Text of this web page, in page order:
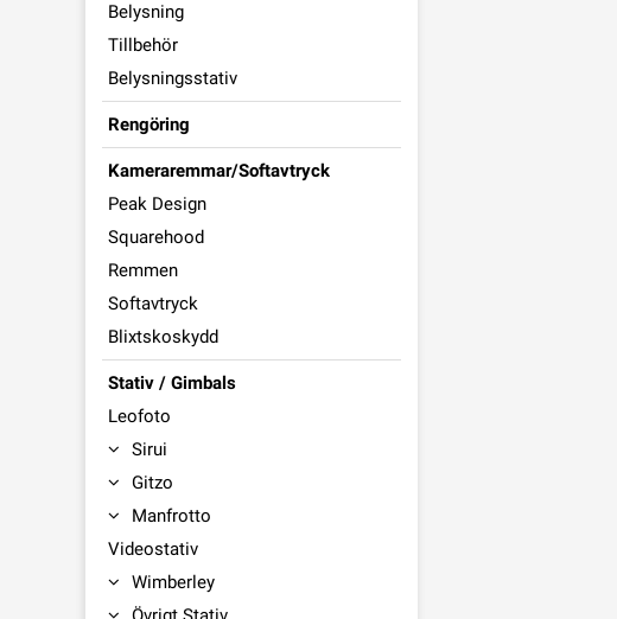
Belysning
Tillbehör
Belysningsstativ
Rengöring
Kameraremmar/Softavtryck
Peak Design
Squarehood
Remmen
Softavtryck
Blixtskoskydd
Stativ / Gimbals
Leofoto
Sirui
Gitzo
Manfrotto
Videostativ
Wimberley